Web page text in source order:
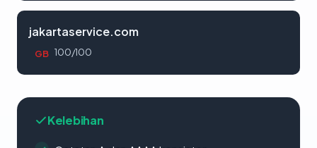
jakartaservice.com
GB 100/100
Kelebihan